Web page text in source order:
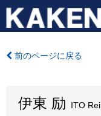
前のページに戻る
伊東 励 ITO Rei